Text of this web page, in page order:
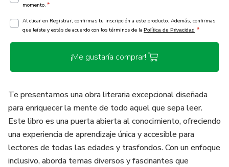
momento. *
Al clicar en Registrar, confirmas tu inscripción a este producto. Además, confirmas
que leíste y estás de acuerdo con los términos de la Política de Privacidad *
¡Me gustaría comprar!
Te presentamos una obra literaria excepcional diseñada
para enriquecer la mente de todo aquel que sepa leer.
Este libro es una puerta abierta al conocimiento, ofreciendo
una experiencia de aprendizaje única y accesible para
lectores de todas las edades y trasfondos. Con un enfoque
inclusivo, aborda temas diversos y fascinantes que